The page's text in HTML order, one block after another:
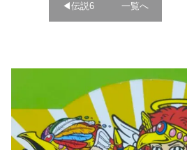
◀︎伝説6 一覧へ